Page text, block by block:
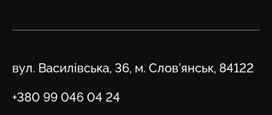
Адреса
вул. Василівська, 36, м. Слов’янськ, 84122
Телефон
+380 99 046 04 24